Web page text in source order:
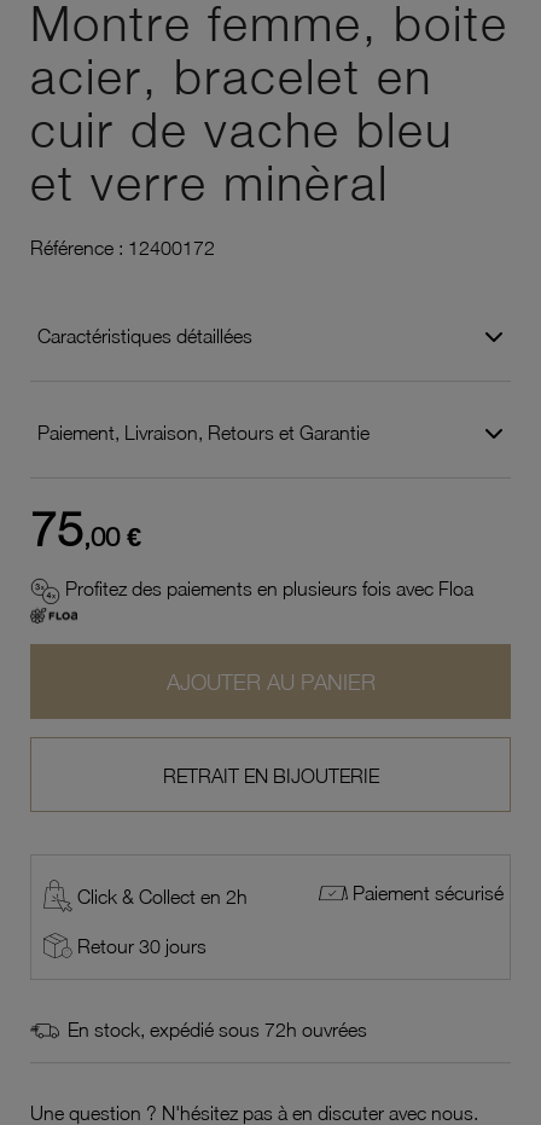
Montre femme, boite
acier, bracelet en
cuir de vache bleu
et verre minèral
Référence : 12400172
Caractéristiques détaillées
Paiement, Livraison, Retours et Garantie
75,00 €
Profitez des paiements en plusieurs fois avec Floa
AJOUTER AU PANIER
RETRAIT EN BIJOUTERIE
Click & Collect en 2h Paiement sécurisé
Retour 30 jours
En stock, expédié sous 72h ouvrées
Une question ? N'hésitez pas à en discuter avec nous.